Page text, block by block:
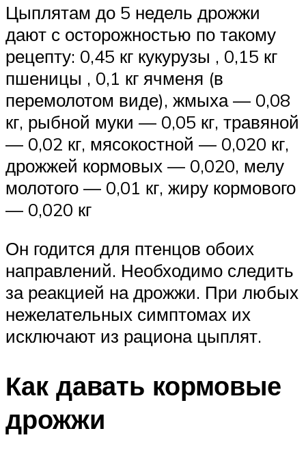
Цыплятам до 5 недель дрожжи
дают с осторожностью по такому
рецепту: 0,45 кг кукурузы , 0,15 кг
пшеницы , 0,1 кг ячменя (в
перемолотом виде), жмыха — 0,08
кг, рыбной муки — 0,05 кг, травяной
— 0,02 кг, мясокостной — 0,020 кг,
дрожжей кормовых — 0,020, мелу
молотого — 0,01 кг, жиру кормового
— 0,020 кг
Он годится для птенцов обоих
направлений. Необходимо следить
за реакцией на дрожжи. При любых
нежелательных симптомах их
исключают из рациона цыплят.
Как давать кормовые
дрожжи